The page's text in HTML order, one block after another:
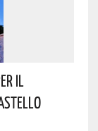
Il